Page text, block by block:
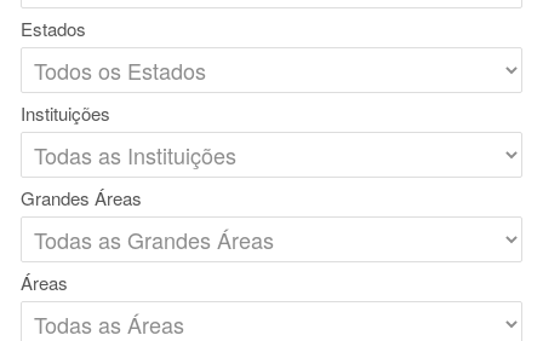
Estados
Instituições
Grandes Áreas
Áreas